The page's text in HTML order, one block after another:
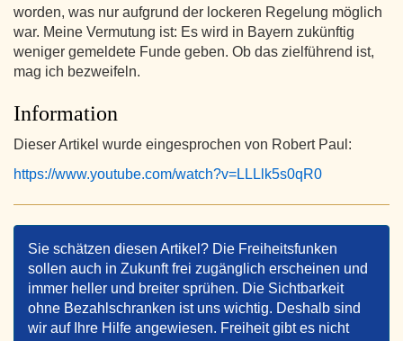
worden, was nur aufgrund der lockeren Regelung möglich
war. Meine Vermutung ist: Es wird in Bayern zukünftig
weniger gemeldete Funde geben. Ob das zielführend ist,
mag ich bezweifeln.
Information
Dieser Artikel wurde eingesprochen von Robert Paul:
https://www.youtube.com/watch?v=LLLlk5s0qR0
Sie schätzen diesen Artikel? Die Freiheitsfunken
sollen auch in Zukunft frei zugänglich erscheinen und
immer heller und breiter sprühen. Die Sichtbarkeit
ohne Bezahlschranken ist uns wichtig. Deshalb sind
wir auf Ihre Hilfe angewiesen. Freiheit gibt es nicht